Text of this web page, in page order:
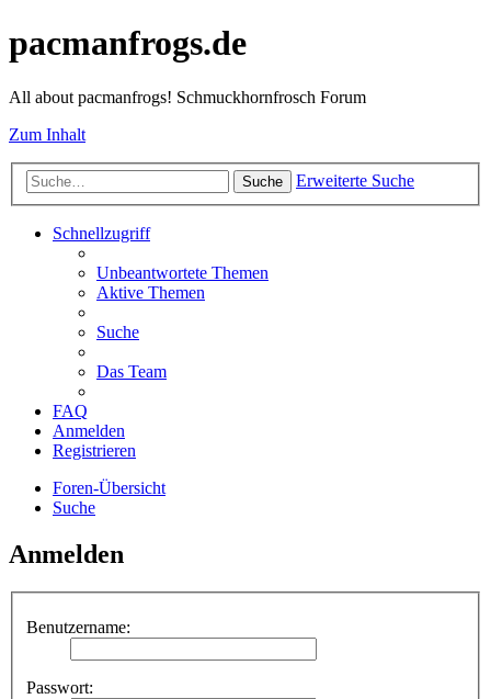
pacmanfrogs.de
All about pacmanfrogs! Schmuckhornfrosch Forum
Zum Inhalt
Suche Erweiterte Suche
Schnellzugriff
Unbeantwortete Themen
Aktive Themen
Suche
Das Team
FAQ
Anmelden
Registrieren
Foren-Übersicht
Suche
Anmelden
Benutzername:
Passwort: